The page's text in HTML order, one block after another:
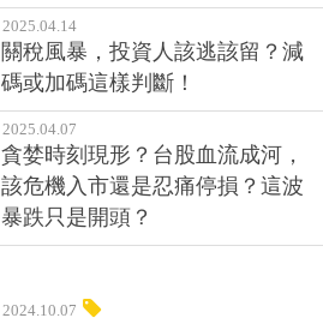
2025.04.14
關稅風暴，投資人該逃該留？減
碼或加碼這樣判斷！
2025.04.07
貪婪時刻現形？台股血流成河，
該危機入市還是忍痛停損？這波
暴跌只是開頭？
2024.10.07